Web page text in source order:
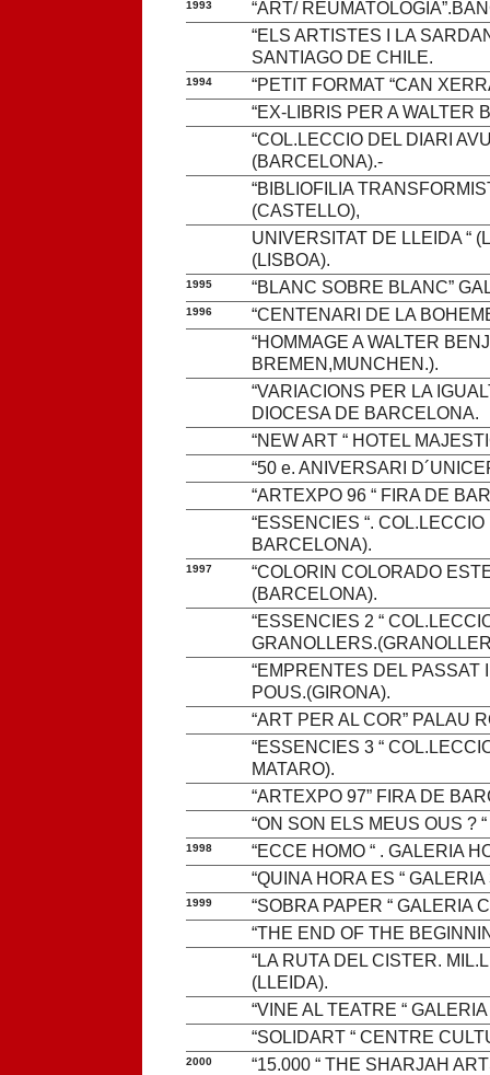
1993
“ART/
“ELS ARTISTES I LA
SANTIAGO DE CHILE.
1994
“PETIT FORMAT “CAN
“EX-LIBRIS PER A WALTER
“COL.LECCIO DEL DIARI
(BARCELONA).-
“BIBLIOFILIA
(CASTELLO),
UNIVERSITAT DE LLEIDA “
(LISBOA).
1995 “BLANC SOBRE BLANC”
1996
“CENTENARI DE LA
“HOMMAGE A WALTER
BREMEN,MUNCHEN.).
“VARIACIONS PER LA
DIOCESA DE BARCELONA.
“NEW ART “ HOTEL
“50 e. ANIVERSARI
“ARTEXPO 96 “ FIRA DE
“ESSENCIES “.
BARCELONA).
1997
“COLORIN COLORADO
(BARCELONA).
“ESSENCIES 2 “
“EMPRENTES DEL PASSAT
POUS.(GIRONA).
“ART PER AL COR” PALAU
“ESSENCIES 3 “
MATARO).
“ARTEXPO 97” FIRA DE
“ON SON ELS MEUS OUS ?
1998
“ECCE HOMO “ . GALERIA
“QUINA HORA ES “
1999
“SOBRA PAPER “ GALERIA
“THE END OF THE
“LA RUTA DEL CISTER.
(LLEIDA).
“VINE AL TEATRE “
“SOLIDART “ CENTRE
2000
“15.000 “ THE SHARJAH